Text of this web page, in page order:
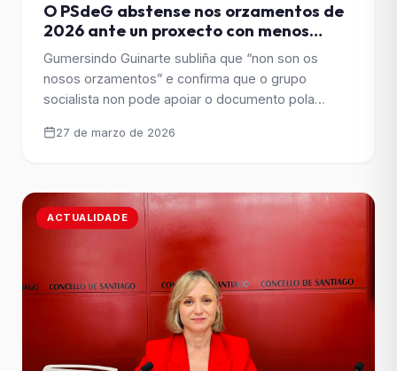
O PSdeG abstense nos orzamentos de
2026 ante un proxecto con menos
investimento, previsións pouco
realistas e falta de ambición do
Goberno de Sanmartín
Gumersindo Guinarte subliña que “non son os
nosos orzamentos” e confirma que o grupo
socialista non pode apoiar o documento pola
tras o proceso de negociación co Goberno
do previsto en 2025, e unha [&hellip;]
27 de marzo de 2026
ACTUALIDADE